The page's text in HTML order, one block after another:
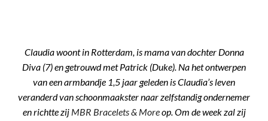
Claudia woont in Rotterdam, is mama van dochter Donna
Diva (7) en getrouwd met Patrick (Duke). Na het ontwerpen
van een armbandje 1,5 jaar geleden is Claudia’s leven
veranderd van schoonmaakster naar zelfstandig ondernemer
en richtte zij MBR Bracelets & Moreop. Om de week zal zij